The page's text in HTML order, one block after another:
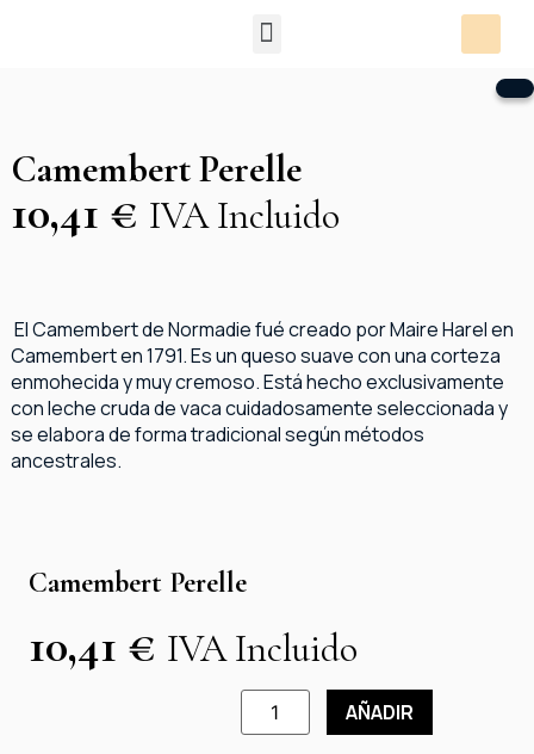
Camembert Perelle
10,41 € IVA Incluido
El Camembert de Normadie fué creado por Maire Harel en
Camembert en 1791. Es un queso suave con una corteza
enmohecida y muy cremoso. Está hecho exclusivamente
con leche cruda de vaca cuidadosamente seleccionada y
se elabora de forma tradicional según métodos
ancestrales.
Camembert Perelle
10,41 € IVA Incluido
AÑADIR